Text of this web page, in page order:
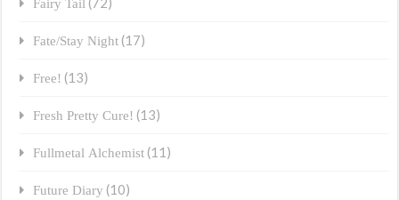
Fairy Tail
Fate/Stay Night (17)
Free! (13)
Fresh Pretty Cure! (13)
Fullmetal Alchemist (11)
Future Diary (10)